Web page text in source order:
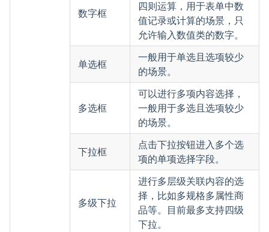
数字框
四则运算，用于表单中数
值记录或计算的场景，只
允许输入数值类的数字。
单选框
一般用于单选且选项较少
的场景。
多选框
可以进行多项内容选择，
一般用于多选且选项较少
的场景。
下拉框
点击下拉按钮进入多个选
项的单项选择字段。
多级下拉
进行多层级关联内容的选
择，比如多规格多属性商
品等。目前最多支持四级
下拉。